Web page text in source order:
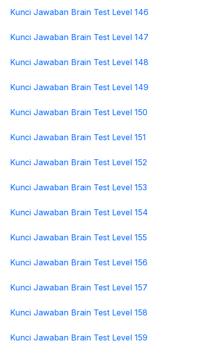
Kunci Jawaban Brain Test Level 146
Kunci Jawaban Brain Test Level 147
Kunci Jawaban Brain Test Level 148
Kunci Jawaban Brain Test Level 149
Kunci Jawaban Brain Test Level 150
Kunci Jawaban Brain Test Level 151
Kunci Jawaban Brain Test Level 152
Kunci Jawaban Brain Test Level 153
Kunci Jawaban Brain Test Level 154
Kunci Jawaban Brain Test Level 155
Kunci Jawaban Brain Test Level 156
Kunci Jawaban Brain Test Level 157
Kunci Jawaban Brain Test Level 158
Kunci Jawaban Brain Test Level 159